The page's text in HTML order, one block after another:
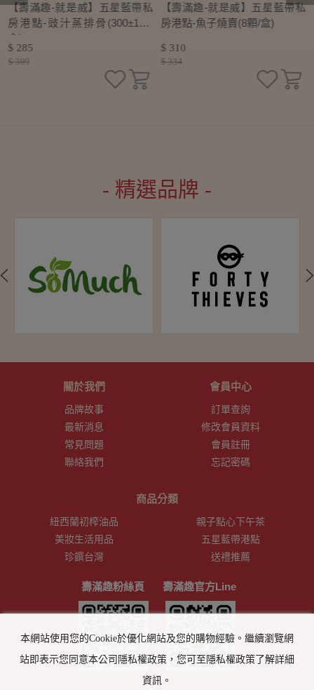
【壽滿趣-就是威】五星藍帶私
房港點-豉汁蒸排骨(300±10g/
盒)
$ 285
$ 309
【壽滿趣-就是威】五星藍帶私
房港點-魚子燒賣(8顆/盒)
$ 310
$ 334
- 精選品牌 -
關於我們
品牌故事
最新消息
常見問題
聯絡我們
會員中心
訂單查詢
修改會員資料
會員註冊
忘記密碼
商品分類
紐西蘭初榨油品
親子點心下午茶
美妝生活用品
五星藍帶港點
珍饌台灣
送禮推薦
壽滿趣粉絲頁 壽滿趣官方Line
本網站使用您的Cookie於優化網站及您的購物經驗。繼續瀏覽網
站即表示您同意本公司隱私權政策，您可至隱私權政策了解詳細
資訊。